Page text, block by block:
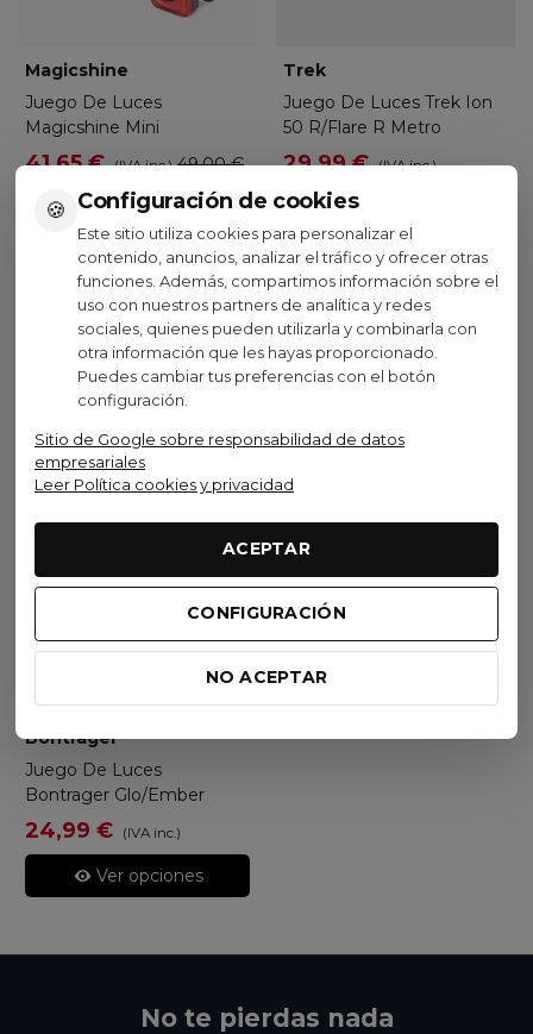
🍪 Configuración de cookies
Este sitio utiliza cookies para personalizar el
contenido, anuncios, analizar el tráfico y ofrecer otras
funciones. Además, compartimos información sobre el
uso con nuestros partners de analítica y redes
sociales, quienes pueden utilizarla y combinarla con
otra información que les hayas proporcionado.
Puedes cambiar tus preferencias con el botón
configuración.
Sitio de Google sobre responsabilidad de datos
empresariales
Leer Política cookies y privacidad
ACEPTAR
CONFIGURACIÓN
NO ACEPTAR
Magicshine
Juego De Luces
Magicshine Mini
41,65 € (IVA inc.) 49,00 €
Negro
Ver opciones
Trek
Juego De Luces Trek Ion
50 R/Flare R Metro
29,99 € (IVA inc.)
44,99 €
Añadir al carrito
Visto recientemente
Oferta
No disponible
Bontrager
Juego De Luces
Bontrager Glo/Ember
24,99 € (IVA inc.)
Ver opciones
No te pierdas nada